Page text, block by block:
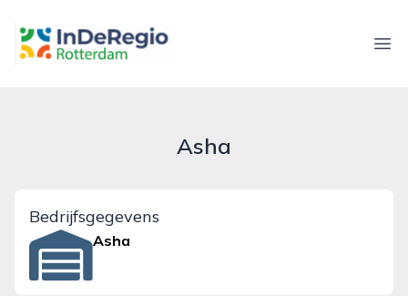
inderegiorotterdam.nl
Asha
Bedrijfsgegevens
Asha